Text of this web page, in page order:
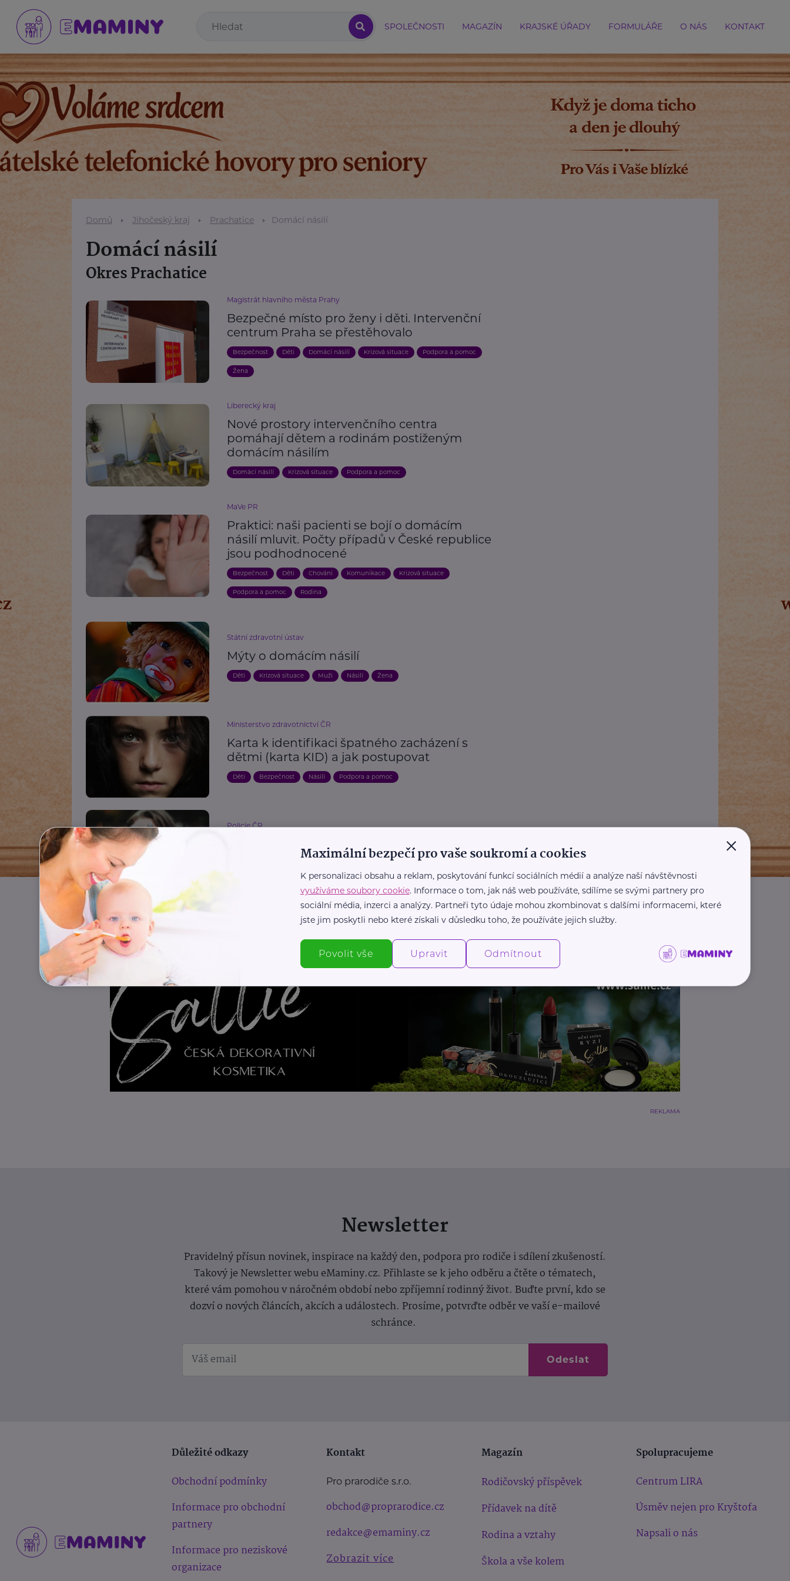
SPOLEČNOSTI MAGAZÍN KRAJSKÉ ÚŘADY FORMULÁŘE O NÁS KONTAKT
Domů Jihočeský kraj Prachatice Domácí násilí
Domácí násilí
Okres Prachatice
Magistrát hlavního města Prahy
Bezpečné místo pro ženy i děti. Intervenční
centrum Praha se přestěhovalo
Bezpečnost Děti Domácí násilí Krizová situace Podpora a pomoc
Žena
Liberecký kraj
Nové prostory intervenčního centra
pomáhají dětem a rodinám postiženým
domácím násilím
Domácí násilí Krizová situace Podpora a pomoc
MaVe PR
Praktici: naši pacienti se bojí o domácím
násilí mluvit. Počty případů v České republice
jsou podhodnocené
Bezpečnost Děti Chování Komunikace Krizová situace
Podpora a pomoc Rodina
Státní zdravotní ústav
Mýty o domácím násilí
Děti Krizová situace Muži Násilí Žena
Ministerstvo zdravotnictví ČR
Karta k identifikaci špatného zacházení s
dětmi (karta KID) a jak postupovat
Děti Bezpečnost Násilí Podpora a pomoc
Policie ČR
Nebuďme slepí k domácímu násilí!
Další články
REKLAMA
Newsletter
Pravidelný přísun novinek, inspirace na každý den, podpora pro rodiče i sdílení zkušeností.
Takový je Newsletter webu eMaminy.cz. Přihlaste se k jeho odběru a čtěte o tématech,
které vám pomohou v náročném období nebo zpříjemní rodinný život. Buďte první, kdo se
dozví o nových článcích, akcích a událostech. Prosíme, potvrďte odběr ve vaší e-mailové
schránce.
Odeslat
Důležité odkazy
Obchodní podmínky
Informace pro obchodní
partnery
Informace pro neziskové
organizace
Kontakt
Pro prarodiče s.r.o.
obchod@proprarodice.cz
redakce@emaminy.cz
Zobrazit více
Magazín
Rodičovský příspěvek
Přídavek na dítě
Rodina a vztahy
Škola a vše kolem
Spolupracujeme
Centrum LIRA
Úsměv nejen pro Kryštofa
Napsali o nás
×
Maximální bezpečí pro vaše soukromí a cookies
K personalizaci obsahu a reklam, poskytování funkcí sociálních médií a analýze naší návštěvnosti
využíváme soubory cookie. Informace o tom, jak náš web používáte, sdílíme se svými partnery pro
sociální média, inzerci a analýzy. Partneři tyto údaje mohou zkombinovat s dalšími informacemi, které
jste jim poskytli nebo které získali v důsledku toho, že používáte jejich služby.
Povolit vše Upravit Odmítnout